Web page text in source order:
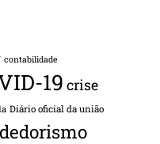
contabilidade
19 crise
Diário oficial da união